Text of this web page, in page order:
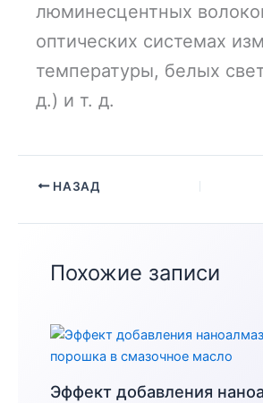
люминесцентных
оптических системах
температуры, белых
д.) и т. д.
НАЗАД
Похожие записи
Эффект добавления